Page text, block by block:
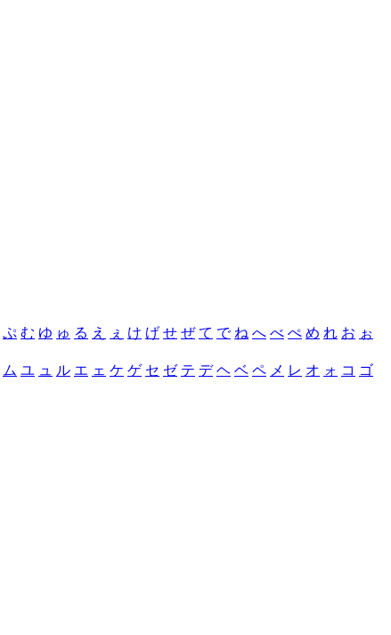
ぷ む ゆ ゅ る え ぇ け げ せ ぜ て で ね へ べ ぺ め れ お ぉ
ム ユ ュ ル エ ェ ケ ゲ セ ゼ テ デ ヘ ベ ペ メ レ オ ォ コ ゴ